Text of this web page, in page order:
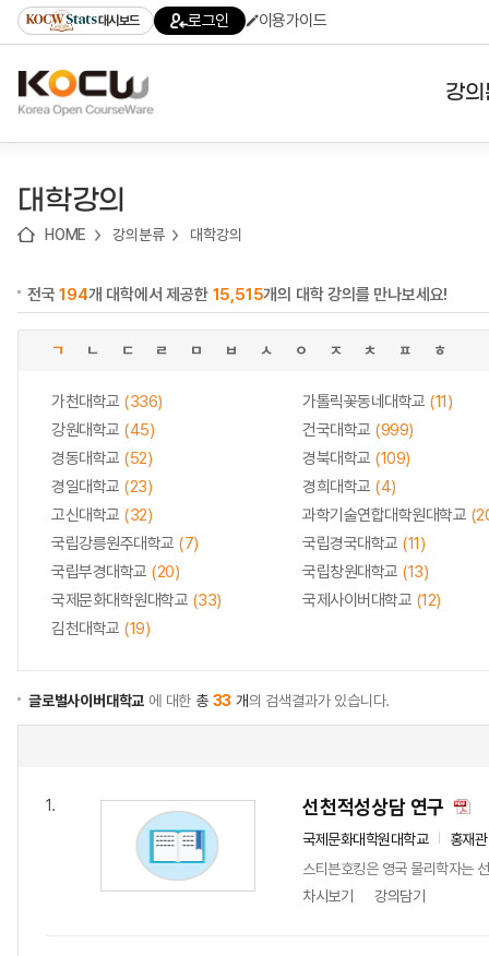
기
기
기
content)
가
대시보드 로그인 이용가이드
강
대학강의
HOME 강의분류 대학강의
전국194개 대학에서 제공한 15,515개의 대학 강의를 만나보세요!
ㄱ ㄴ ㄷ ㄹ ㅁ ㅂ ㅅ ㅇ ㅈ ㅊ ㅍ ㅎ
가천대학교 (336) 가톨릭꽃동네대학교 (11)
강원대학교 (45) 건국대학교 (999)
경동대학교 (52) 경북대학교 (109)
경일대학교 (23) 경희대학교 (4)
고신대학교 (32) 과학기술연합대학원대학교
국립강릉원주대학교 (7) 국립경국대학교 (11)
국립부경대학교 (20) 국립창원대학교 (13)
국제문화대학원대학교 (33) 국제사이버대학교 (12)
김천대학교 (19)
글로벌사이버대학교 에 대한 총 33 개의 검색결과가 있습니다.
1. 선천적성상담 연구
국제문화대학원대학교
홍재관
스티븐호킹은 영국 물리학자는
차시보기
강의담기